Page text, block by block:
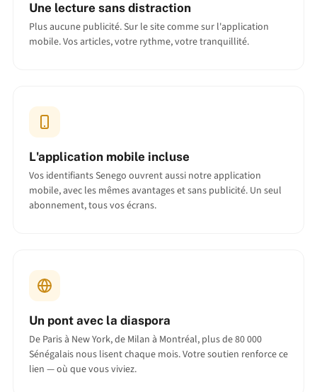
Une lecture sans distraction
Plus aucune publicité. Sur le site comme sur l'application
mobile. Vos articles, votre rythme, votre tranquillité.
L'application mobile incluse
Vos identifiants Senego ouvrent aussi notre application
mobile, avec les mêmes avantages et sans publicité. Un seul
abonnement, tous vos écrans.
Un pont avec la diaspora
De Paris à New York, de Milan à Montréal, plus de 80 000
Sénégalais nous lisent chaque mois. Votre soutien renforce ce
lien — où que vous viviez.